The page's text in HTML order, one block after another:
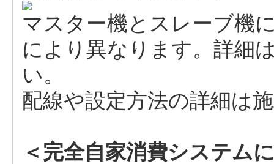
マスター機とスレーブ機
により異なります。詳細
い。
配線や設定方法の詳細は
＜完全自家消費システム